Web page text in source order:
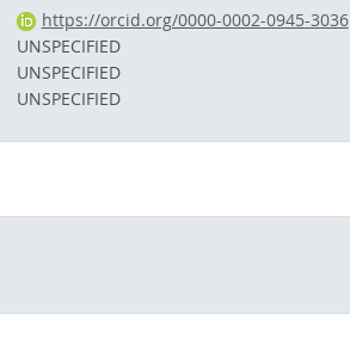
https://orcid.org/0000-0002-0945-3036
UNSPECIFIED
UNSPECIFIED
UNSPECIFIED